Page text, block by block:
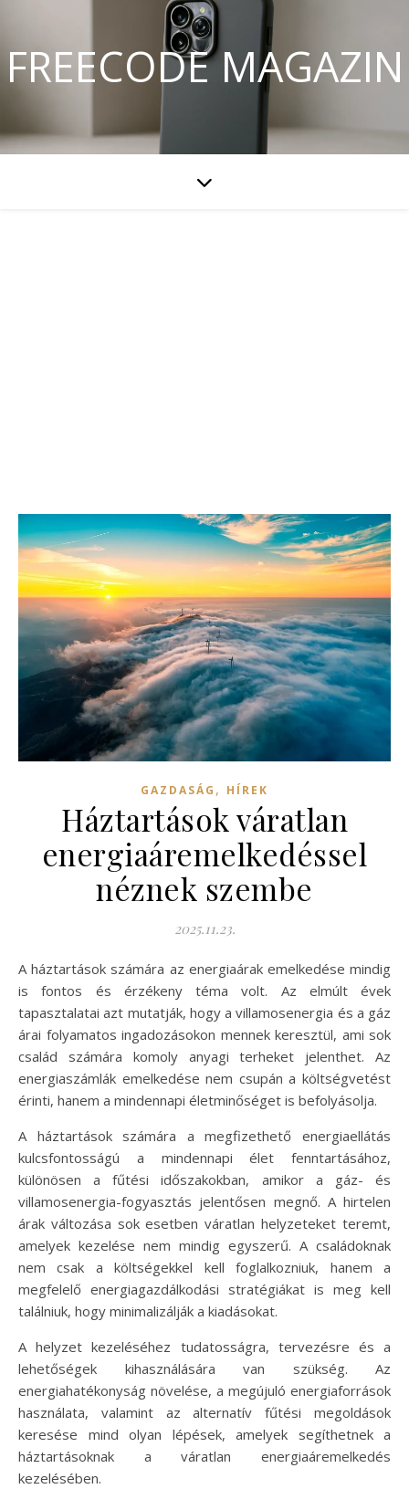
FREECODE MAGAZIN
GAZDASÁG , HÍREK
Háztartások váratlan
energiaáremelkedéssel
néznek szembe
2025.11.23.
A háztartások számára az energiaárak emelkedése mindig
is fontos és érzékeny téma volt. Az elmúlt évek
tapasztalatai azt mutatják, hogy a villamosenergia és a gáz
árai folyamatos ingadozásokon mennek keresztül, ami sok
család számára komoly anyagi terheket jelenthet. Az
energiaszámlák emelkedése nem csupán a költségvetést
érinti, hanem a mindennapi életminőséget is befolyásolja.
A háztartások számára a megfizethető energiaellátás
kulcsfontosságú a mindennapi élet fenntartásához,
különösen a fűtési időszakokban, amikor a gáz- és
villamosenergia-fogyasztás jelentősen megnő. A hirtelen
árak változása sok esetben váratlan helyzeteket teremt,
amelyek kezelése nem mindig egyszerű. A családoknak
nem csak a költségekkel kell foglalkozniuk, hanem a
megfelelő energiagazdálkodási stratégiákat is meg kell
találniuk, hogy minimalizálják a kiadásokat.
A helyzet kezeléséhez tudatosságra, tervezésre és a
lehetőségek kihasználására van szükség. Az
energiahatékonyság növelése, a megújuló energiaforrások
használata, valamint az alternatív fűtési megoldások
keresése mind olyan lépések, amelyek segíthetnek a
háztartásoknak a váratlan energiaáremelkedés
kezelésében.